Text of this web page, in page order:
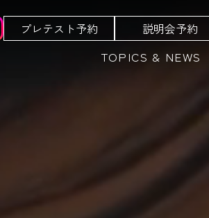
プレテスト予約 説明会予約
TOPICS & NEWS